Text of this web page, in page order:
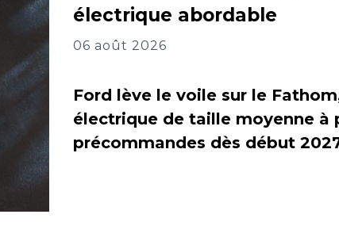
électrique abordable
06 août 2026
Ford lève le voile sur le
électrique de taille moyenne à
précommandes dès début